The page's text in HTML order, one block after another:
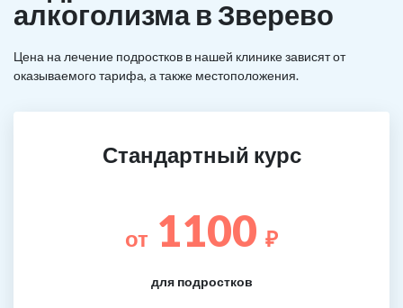
алкоголизма в Зверево
Цена на лечение подростков в нашей клинике зависят от
оказываемого тарифа, а также местоположения.
Стандартный курс
от 1100 ₽
для подростков